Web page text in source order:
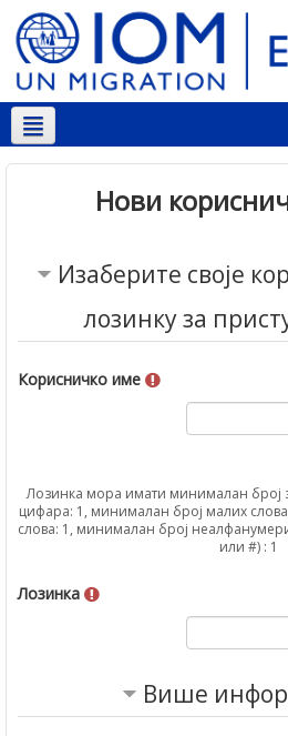
Српски ‎(sr_cr)‎
Нови
Изаберите своје
лозинку за
Корисничко име
Лозинка мора имати минималан број
цифара: 1, минималан број малих
слова: 1, минималан број
или #) : 1
Лозинка
Више